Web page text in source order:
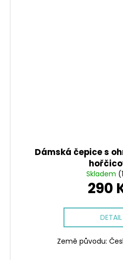
Dámská čepice s
Skladem
290
DETAIL
Země původu: